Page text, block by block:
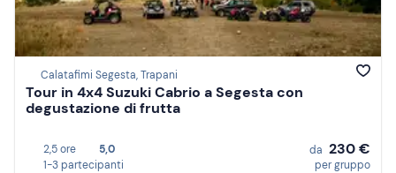
Calatafimi Segesta, Trapani
Tour in 4x4 Suzuki Cabrio a Segesta con
degustazione di frutta
2,5 ore
5,0
1-3 partecipanti
da 230 €
per gruppo